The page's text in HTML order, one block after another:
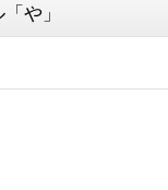
や」